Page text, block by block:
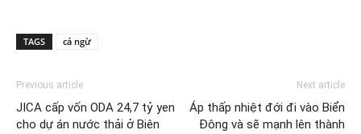
TAGS cá ngừ
Previous article
JICA cấp vốn ODA 24,7 tỷ yen
cho dự án nước thải ở Biên
Next article
Áp thấp nhiệt đới đi vào Biển
Đông và sẽ mạnh lên thành